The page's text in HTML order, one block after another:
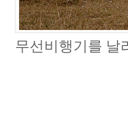
무선비행기를 날